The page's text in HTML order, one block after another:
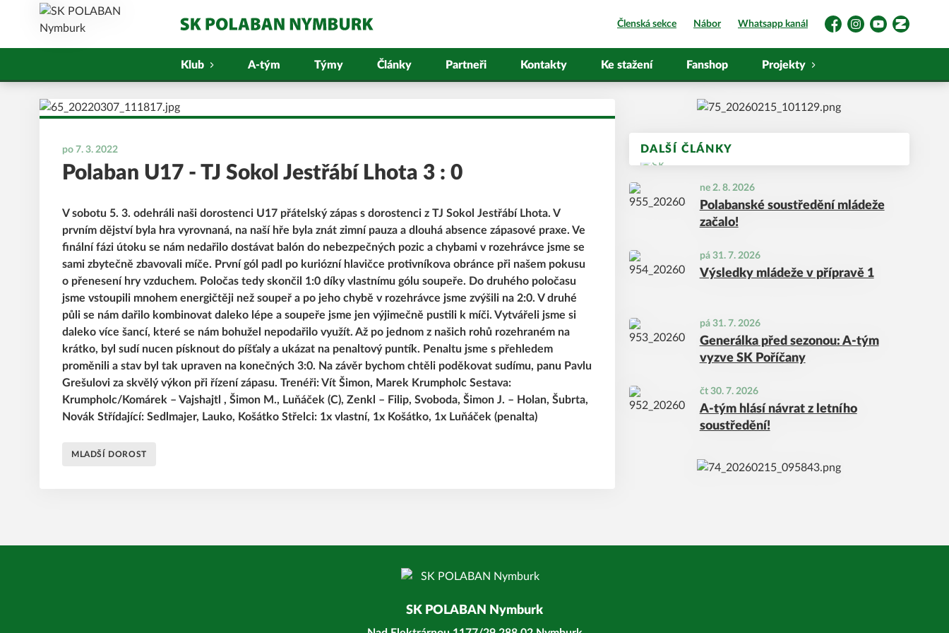
Členská sekce Nábor Whatsapp kanál
FacebookInstagramYouTubeZonerama
Klub A-tým Týmy Články Partneři Kontakty Ke stažení Fanshop Projekty
DALŠÍ ČLÁNKY
ne 2. 8. 2026
Polabanské soustředění mládeže
začalo!
pá 31. 7. 2026
Výsledky mládeže v přípravě 1
pá 31. 7. 2026
Generálka před sezonou: A-tým
vyzve SK Poříčany
čt 30. 7. 2026
A-tým hlásí návrat z letního
soustředění!
po 7. 3. 2022
Polaban U17 - TJ Sokol Jestřábí Lhota 3 : 0
V sobotu 5. 3. odehráli naši dorostenci U17 přátelský zápas s dorostenci z TJ Sokol Jestřábí Lhota. V
prvním dějství byla hra vyrovnaná, na naší hře byla znát zimní pauza a dlouhá absence zápasové praxe. Ve
finální fázi útoku se nám nedařilo dostávat balón do nebezpečných pozic a chybami v rozehrávce jsme se
sami zbytečně zbavovali míče. První gól padl po kuriózní hlavičce protivníkova obránce při našem pokusu
o přenesení hry vzduchem. Poločas tedy skončil 1:0 díky vlastnímu gólu soupeře. Do druhého poločasu
jsme vstoupili mnohem energičtěji než soupeř a po jeho chybě v rozehrávce jsme zvýšili na 2:0. V druhé
půli se nám dařilo kombinovat daleko lépe a soupeře jsme jen výjimečně pustili k míči. Vytvářeli jsme si
daleko více šancí, které se nám bohužel nepodařilo využít. Až po jednom z našich rohů rozehraném na
krátko, byl sudí nucen písknout do píšťaly a ukázat na penaltový puntík. Penaltu jsme s přehledem
proměnili a stav byl tak upraven na konečných 3:0. Na závěr bychom chtěli poděkovat sudímu, panu Pavlu
Grešulovi za skvělý výkon při řízení zápasu. Trenéři: Vít Šimon, Marek Krumpholc Sestava:
Krumpholc/Komárek – Vajshajtl , Šimon M., Luňáček (C), Zenkl – Filip, Svoboda, Šimon J. – Holan, Šubrta,
Novák Střídající: Sedlmajer, Lauko, Košátko Střelci: 1x vlastní, 1x Košátko, 1x Luňáček (penalta)
MLADŠÍ DOROST
SK POLABAN Nymburk